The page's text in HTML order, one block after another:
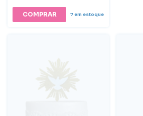
COMPRAR 7em estoque